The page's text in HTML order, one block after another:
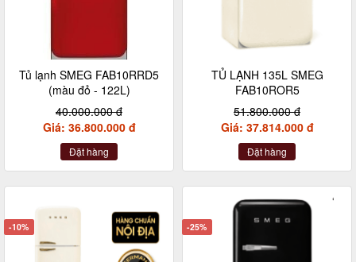
Tủ lạnh SMEG FAB10RRD5
(màu đỏ - 122L)
40.000.000 đ
Giá: 36.800.000 đ
Đặt hàng
TỦ LẠNH 135L SMEG
FAB10ROR5
51.800.000 đ
Giá: 37.814.000 đ
Đặt hàng
-10% -25%